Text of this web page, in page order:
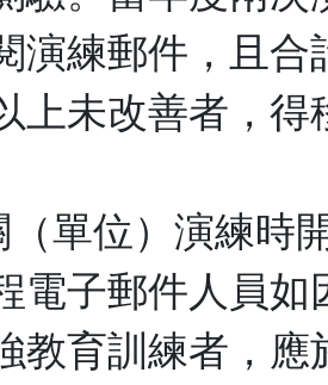
演練郵件，且合
上未改善者，得
（單位）演練時
電子郵件人員如
教育訓練者，應